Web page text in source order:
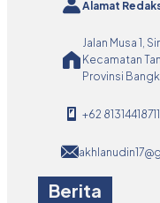
Alamat
Jalan Musa 1,
Kecamatan
Provinsi
+62 81314418711
Berita